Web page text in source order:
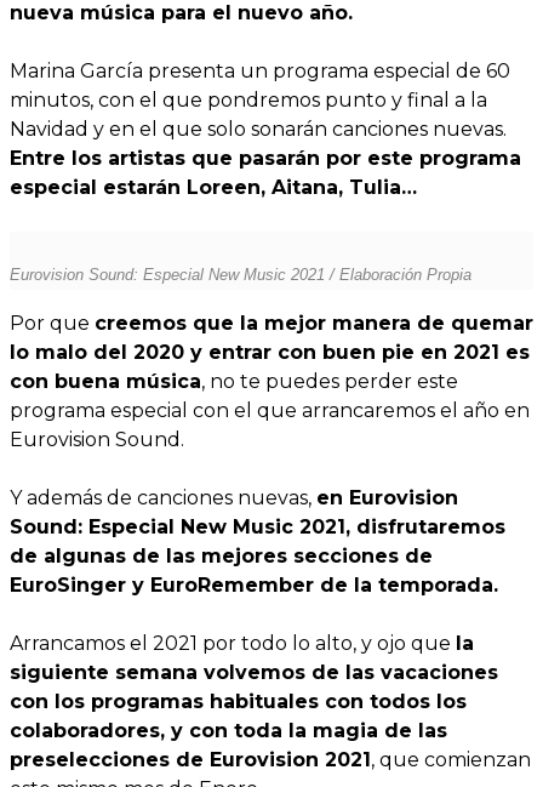
nueva música para el nuevo año.
Marina García presenta un programa especial de 60
minutos, con el que pondremos punto y final a la
Navidad y en el que solo sonarán canciones nuevas.
Entre los artistas que pasarán por este programa
especial estarán Loreen, Aitana, Tulia…
Eurovision Sound: Especial New Music 2021 / Elaboración Propia
Por que creemos que la mejor manera de quemar
lo malo del 2020 y entrar con buen pie en 2021 es
con buena música, no te puedes perder este
programa especial con el que arrancaremos el año en
Eurovision Sound.
Y además de canciones nuevas, en Eurovision
Sound: Especial New Music 2021, disfrutaremos
de algunas de las mejores secciones de
EuroSinger y EuroRemember de la temporada.
Arrancamos el 2021 por todo lo alto, y ojo que la
siguiente semana volvemos de las vacaciones
con los programas habituales con todos los
colaboradores, y con toda la magia de las
preselecciones de Eurovision 2021, que comienzan